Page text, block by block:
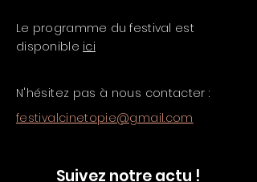
Le programme du festival est
disponible ici
N'hésitez pas à nous contacter :
festivalcinetopie@gmail.com
Suivez notre actu !